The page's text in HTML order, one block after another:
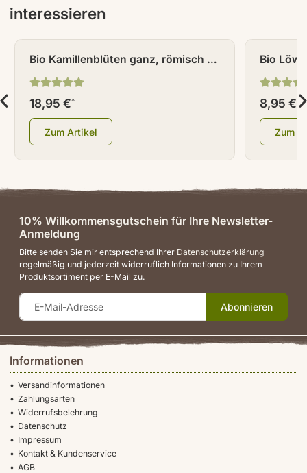
interessieren
Bio Kamillenblüten ganz, römisch 75
g
18,95 €*
Zum Artikel
Bio
100 g
8,95 €*
Zum
Informationen
Versandinformationen
Zahlungsarten
Widerrufsbelehrung
Datenschutz
Impressum
Kontakt & Kundenservice
AGB
10% Willkommensgutschein für Ihre Newsletter-
Anmeldung
Bitte senden Sie mir entsprechend Ihrer Datenschutzerklärung
regelmäßig und jederzeit widerruflich Informationen zu Ihrem
Produktsortiment per E-Mail zu.
Abonnieren